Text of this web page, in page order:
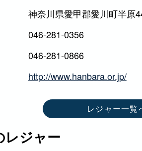
神奈川県愛甲郡愛川町半原
046-281-0356
046-281-0866
http://www.hanbara.or.jp/
レジャー一覧
レジャー